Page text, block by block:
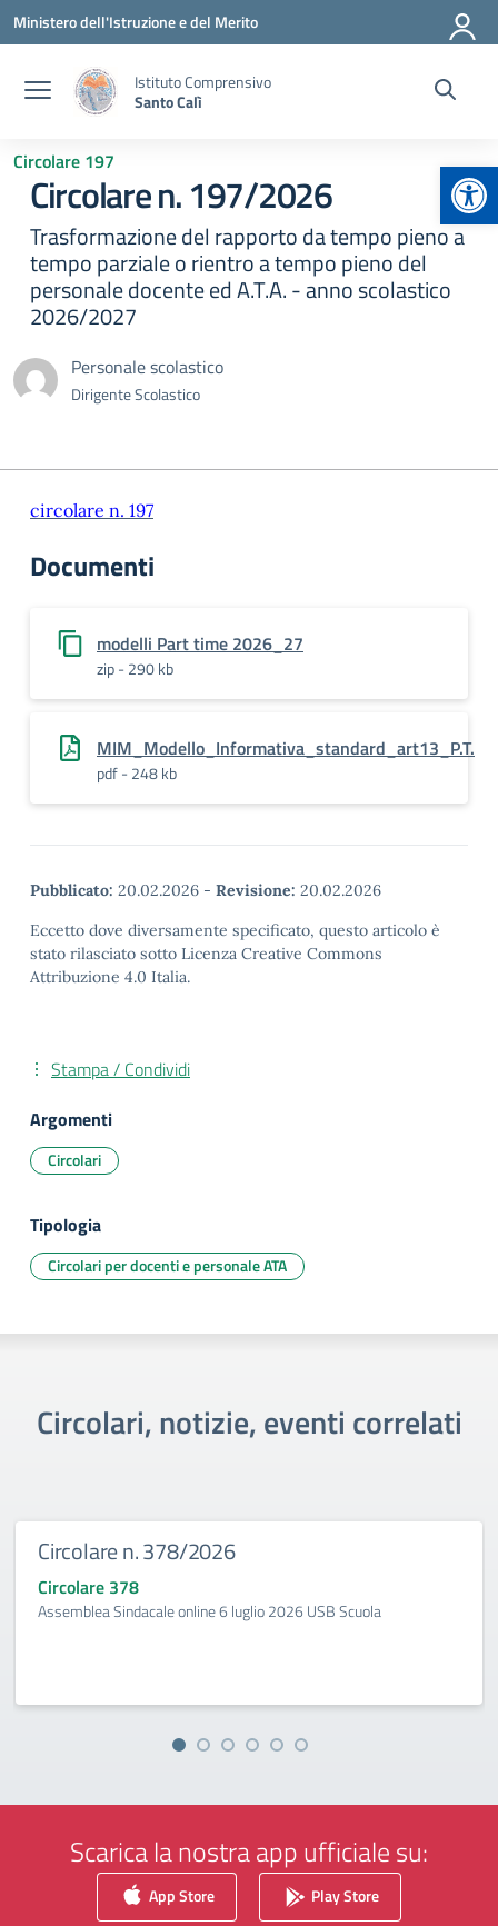
Vai ai contenuti
Vai al menu di navigazione
Vai al footer
Ministero dell'Istruzione e del Merito
Istituto Comprensivo
Santo Calì
Circolare 197
Circolare n. 197/2026
Trasformazione del rapporto da tempo pieno a
tempo parziale o rientro a tempo pieno del
personale docente ed A.T.A. - anno scolastico
2026/2027
Personale scolastico
Dirigente Scolastico
circolare n. 197
Documenti
modelli Part time 2026_27
zip - 290 kb
MIM_Modello_Informativa_standard_art13_P.T.
pdf - 248 kb
Pubblicato: 20.02.2026 - Revisione: 20.02.2026
Eccetto dove diversamente specificato, questo articolo è
stato rilasciato sotto Licenza Creative Commons
Attribuzione 4.0 Italia.
Stampa / Condividi
Argomenti
Circolari
Tipologia
Circolari per docenti e personale ATA
Circolari, notizie, eventi correlati
Circolare n. 378/2026
Circolare 378
Assemblea Sindacale online 6 luglio 2026 USB Scuola
Scarica la nostra app ufficiale su:
App Store Play Store